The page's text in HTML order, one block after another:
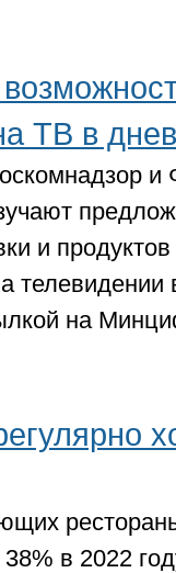
ТВ в
и
и
на
в 2022